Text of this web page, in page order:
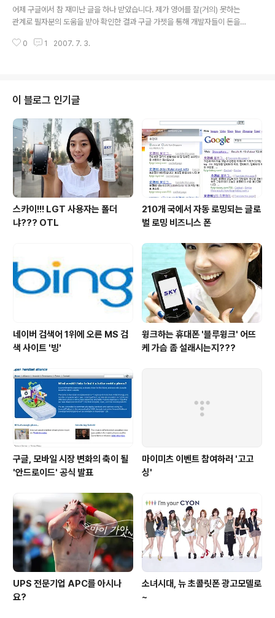
준다는 이 동영상에는 귀여운 게임 캐릭터와 어여쁜 게임
모델 누님들의 체조 동작 덕분에 눈과 정신건강까지 증진
데 이상하게 제 컴에서는 동영상이 좀씩 끊기네요! 실버라
어제 구글에서 참 재미난 글을 하나 받았습니다. 제가 영어를 잘(거의) 못하는
관계로 필자분의 도움을 받아 확인한 결과 구글 가젯을 통해 개발자들이 돈을
는 거잖아"라고 이야기 할지 모르겠지만 좀 다릅니다. MS 라이브 또한 가젯을
을 내겠다는 점이 다릅니다. 아래 원문을 읽어보시면 두 가지 방법으로 지원을
해 주는데요. 첫 번째는 구글 가젯의 페이지뷰가 일주일에 25만회를 넘을 때입
니다. 자신이 만든..
0 1 2007. 7. 3.
이 블로그 인기글
스카이!!! LGT 사용자는 폴더
냐??? OTL
210개 국에서 자동 로밍되는 글로
벌 로밍 비즈니스 폰
네이버 검색어 1위에 오른 MS 검
색 사이트 '빙'
윙크하는 휴대폰 '블루윙크' 어뜨
케 가슴 좀 설래시는지???
구글, 모바일 시장 변화의 축이 될
'안드로이드' 공식 발표
마이미츠 이벤트 참여하러 '고고
싱'
UPS 전문기업 APC를 아시나
요?
소녀시대, 뉴 초콜릿폰 광고모델로
~